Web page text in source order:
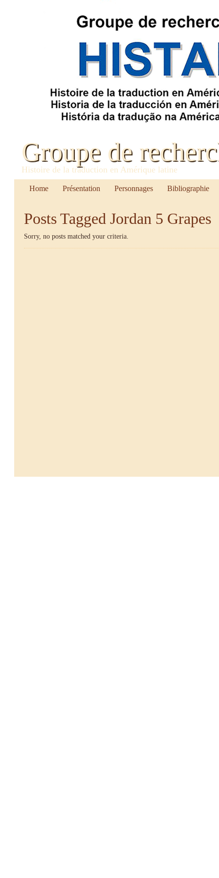
Groupe de
Histoire de la traduction en Amérique latine
Home Présentation Personnages Bibliographie
Posts Tagged Jordan 5 Grapes
Sorry, no posts matched your criteria.